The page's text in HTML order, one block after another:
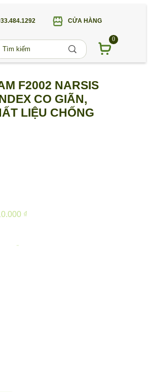
CỬA HÀNG
0
F2002 NARSIS
CO GIÃN,
LIỆU CHỐNG
-
₫